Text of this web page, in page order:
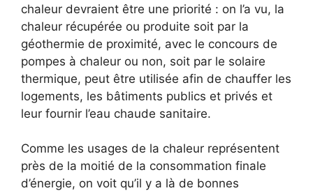
chaleur devraient être une priorité : on l’a vu, la
chaleur récupérée ou produite soit par la
géothermie de proximité, avec le concours de
pompes à chaleur ou non, soit par le solaire
thermique, peut être utilisée afin de chauffer les
logements, les bâtiments publics et privés et
leur fournir l’eau chaude sanitaire.
Comme les usages de la chaleur représentent
près de la moitié de la consommation finale
d’énergie, on voit qu’il y a là de bonnes